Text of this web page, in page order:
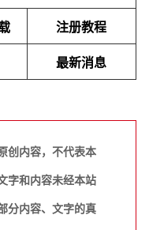
注册教程
最新消息
创内容，不代表本
字和内容未经本站
分内容、文字的真